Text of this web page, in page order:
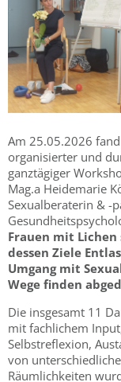
Am 25.05.2026 fand
organisierter und
ganztägiger
Mag.a Heidemarie
Sexualberaterin & -
Frauen mit
dessen Ziele
Umgang mit
Wege finden
Die insgesamt 11
mit fachlichem
Selbstreflexion,
von
Räumlichkeiten